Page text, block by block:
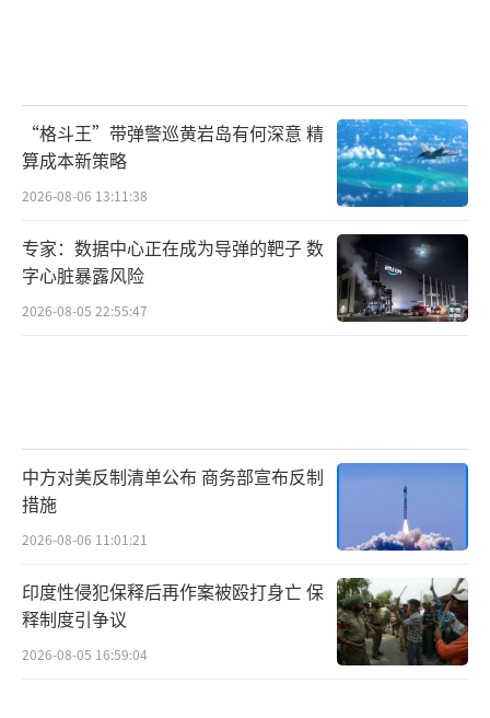
“格斗王”带弹警巡黄岩岛有何深意 精
算成本新策略
2026-08-06 13:11:38
专家：数据中心正在成为导弹的靶子 数
字心脏暴露风险
2026-08-05 22:55:47
中方对美反制清单公布 商务部宣布反制
措施
2026-08-06 11:01:21
印度性侵犯保释后再作案被殴打身亡 保
释制度引争议
2026-08-05 16:59:04